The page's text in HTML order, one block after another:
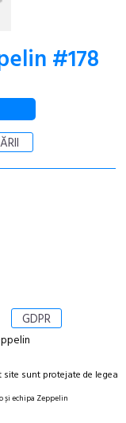
#178
GDPR
sunt protejate de legea
și echipa Zeppelin